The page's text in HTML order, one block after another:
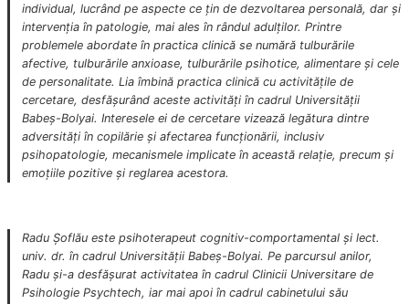
individual, lucrând pe aspecte ce țin de dezvoltarea personală, dar și
intervenția în patologie, mai ales în rândul adulților. Printre
problemele abordate în practica clinică se numără tulburările
afective, tulburările anxioase, tulburările psihotice, alimentare și cele
de personalitate. Lia îmbină practica clinică cu activitățile de
cercetare, desfășurând aceste activități în cadrul Universității
Babeș-Bolyai. Interesele ei de cercetare vizează legătura dintre
adversități în copilărie și afectarea funcționării, inclusiv
psihopatologie, mecanismele implicate în această relație, precum și
emoțiile pozitive și reglarea acestora.
Radu Șoflău este psihoterapeut cognitiv-comportamental și lect.
univ. dr. în cadrul Universității Babeș-Bolyai. Pe parcursul anilor,
Radu și-a desfășurat activitatea în cadrul Clinicii Universitare de
Psihologie Psychtech, iar mai apoi în cadrul cabinetului său